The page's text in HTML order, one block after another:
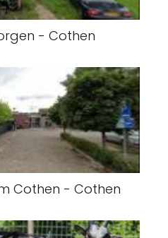
- Cothen
Cothen - Cothen